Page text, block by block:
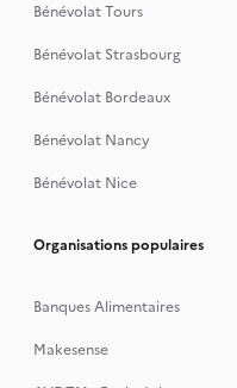
Bénévolat Tours
Bénévolat Strasbourg
Bénévolat Bordeaux
Bénévolat Nancy
Bénévolat Nice
Organisations populaires
Banques Alimentaires
Makesense